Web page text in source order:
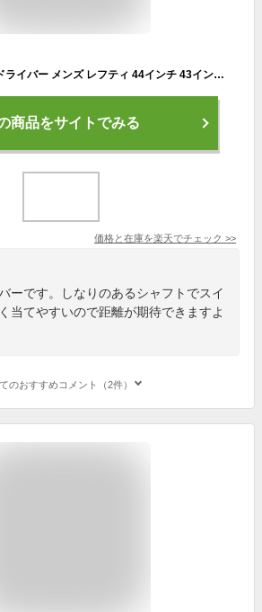
ゴルフ クラブ 左利き ドライバー メンズ レフティ 44インチ 43インチ 42インチ 41インチ 短尺 ルール適合 ダイナミクス 標準カーボンシャフト仕様 10度 R / S
商品をサイトでみる
価格と在庫を楽天でチェック >>
ーです。しなりのあるシャフトでスイ
当てやすいので距離が期待できますよ
のおすすめコメント（2件）